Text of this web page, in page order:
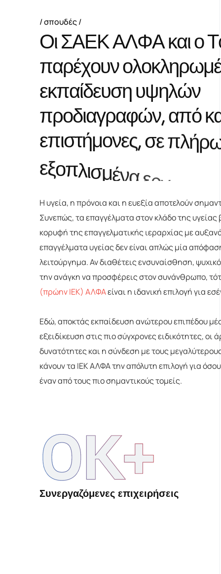
σπουδές
ΟιΣΑΕΚΑΛΦΑκαιοΤ
παρέχουνολοκληρωμέ
εκπαίδευσηυψηλών
προδιαγραφών,απόκ
επιστήμονες,σεπλήρ
εξοπλισμέν
Η υγεία, η πρόνοια και η ευεξία αποτελούν
Συνεπώς, τα επαγγέλματα στον κλάδο της
κορυφή της επαγγελματικής ιεραρχίας με
επαγγέλματα υγείας δεν είναι απλώς μία
λειτούργημα. Αν διαθέτεις ενσυναίσθηση,
την ανάγκη να προσφέρεις στον συνάνθρωπο,
(πρώην ΙΕΚ) ΑΛΦΑείναι η ιδανική επιλογή για
Εδώ, αποκτάς εκπαίδευση ανώτερου επιπέδου
εξειδίκευση στις πιο σύγχρονες ειδικότητες, οι
δυνατότητες και η σύνδεση με τους
κάνουν τα ΙΕΚ ΑΛΦΑ την απόλυτη επιλογή για
έναν από τους πιο σημαντικούς τομείς.
Συνεργαζόμενες επιχειρήσεις
0K+